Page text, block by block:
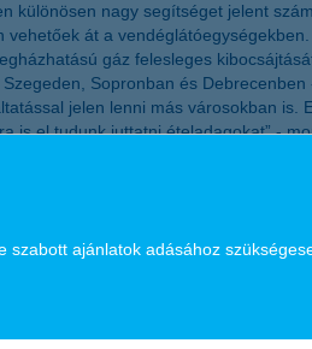
különösen nagy segítséget jelent
át a
gáz felesleges
Sopronban és
jelen lenni más városokban is.
is el tudunk juttatni ételadagokat” -
az új évadban is csak a
befektetett a vállalkozásba.
ajánlatok adásához